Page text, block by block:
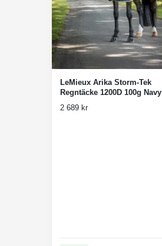
LeMieux Arika Storm-Tek
Regntäcke 1200D 100g Navy
2 689 kr